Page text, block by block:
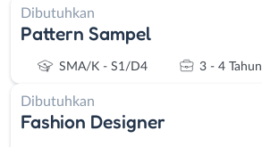
Dibutuhkan
Pattern Sampel
SMA/K - S1/D4 3 - 4 Tahun
Dibutuhkan
Fashion Designer